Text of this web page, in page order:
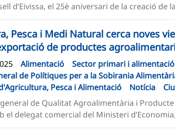
d’Eivissa, el 25è aniversari de la creació de
Pesca i Medi Natural cerca noves
de productes
Alimentació
Sector primari i alimentació
de Polítiques per a la Sobirania
Pesca i Alimentació
Notícia
de Qualitat Agroalimentària i Producte
el delegat comercial del Ministeri